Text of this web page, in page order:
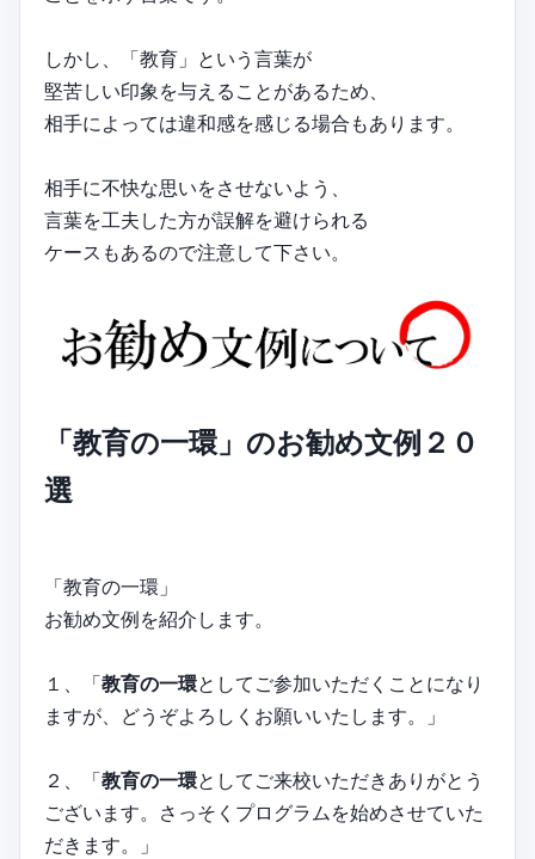
しかし、「教育」という言葉が
堅苦しい印象を与えることがあるため、
相手によっては違和感を感じる場合もあります。
相手に不快な思いをさせないよう、
言葉を工夫した方が誤解を避けられる
ケースもあるので注意して下さい。
「教育の一環」のお勧め文例２０
選
「教育の一環」
お勧め文例を紹介します。
１、「教育の一環としてご参加いただくことになり
ますが、どうぞよろしくお願いいたします。」
２、「教育の一環としてご来校いただきありがとう
ございます。さっそくプログラムを始めさせていた
だきます。」